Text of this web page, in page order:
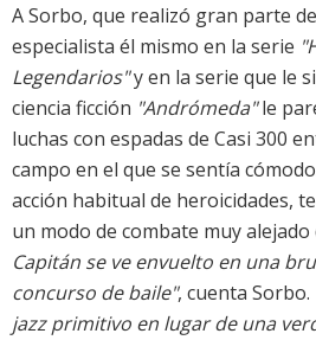
A Sorbo, que realizó gran parte
especialista él mismo en la serie
Legendarios"y en la serie que le
ciencia ficción "Andrómeda"le
luchas con espadas de Casi 300
campo en el que se sentía
acción habitual de heroicidades,
un modo de combate muy
Capitán se ve envuelto en una
concurso de baile", cuenta Sorbo.
jazz primitivo en lugar de una